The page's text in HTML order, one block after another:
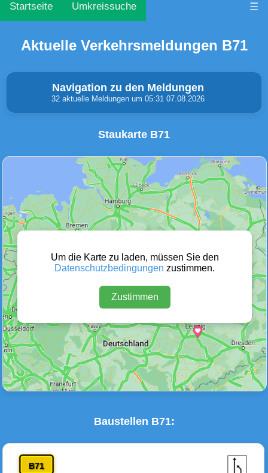
Startseite Umkreissuche ☰
Aktuelle Verkehrsmeldungen B71
Navigation zu den Meldungen
32 aktuelle Meldungen um 05:31 07.08.2026
Unfälle & Warnungen Stau
(0)
Wetter Warnungen Sperrungen
Defektes Fahrzeug
Staukarte B71
Um die Karte zu laden, müssen Sie den
Datenschutzbedingungen zustimmen.
Zustimmen
Baustellen B71:
B71